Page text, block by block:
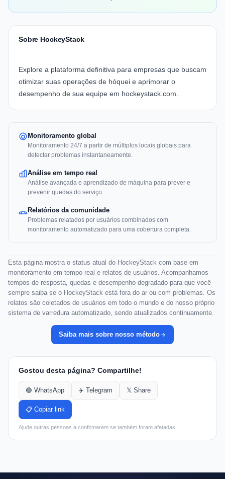
Sobre HockeyStack
Explore a plataforma definitiva para empresas que buscam
otimizar suas operações de hóquei e aprimorar o
desempenho de sua equipe em hockeystack.com.
Monitoramento global
Monitoramento 24/7 a partir de múltiplos locais globais para
detectar problemas instantaneamente.
Análise em tempo real
Análise avançada e aprendizado de máquina para prever e
prevenir quedas do serviço.
Relatórios da comunidade
Problemas relatados por usuários combinados com
monitoramento automatizado para uma cobertura completa.
Esta página mostra o status atual do HockeyStack com base em
monitoramento em tempo real e relatos de usuários. Acompanhamos
tempos de resposta, quedas e desempenho degradado para que você
sempre saiba se o HockeyStack está fora do ar ou com problemas. Os
relatos são coletados de usuários em todo o mundo e do nosso próprio
sistema de varredura automatizado, sendo atualizados continuamente.
Saiba mais sobre nosso método
Gostou desta página? Compartilhe!
🟢 WhatsApp ✈️ Telegram 𝕏 Share
📋 Copiar link
Ajude outras pessoas a confirmarem se também foram afetadas.